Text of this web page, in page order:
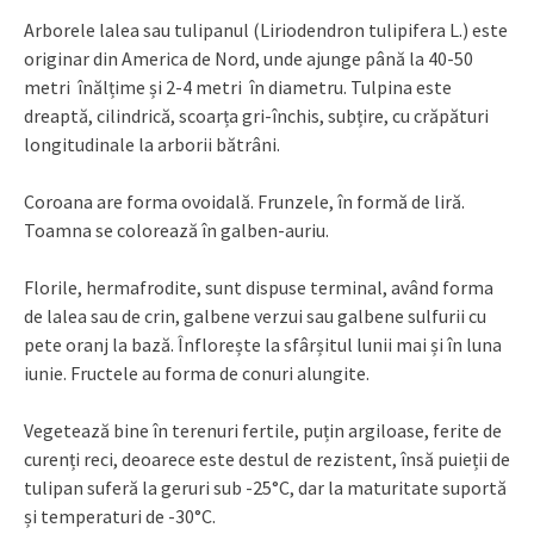
Arborele lalea sau tulipanul (Liriodendron tulipifera L.) este
originar din America de Nord, unde ajunge până la 40-50
metri înălțime și 2-4 metri în diametru. Tulpina este
dreaptă, cilindrică, scoarța gri-închis, subțire, cu crăpături
longitudinale la arborii bătrâni.
Coroana are forma ovoidală. Frunzele, în formă de liră.
Toamna se colorează în galben-auriu.
Florile, hermafrodite, sunt dispuse terminal, având forma
de lalea sau de crin, galbene verzui sau galbene sulfurii cu
pete oranj la bază. Înflorește la sfârșitul lunii mai și în luna
iunie. Fructele au forma de conuri alungite.
Vegetează bine în terenuri fertile, puțin argiloase, ferite de
curenți reci, deoarece este destul de rezistent, însă puieții de
tulipan suferă la geruri sub -25°C, dar la maturitate suportă
și temperaturi de -30°C.